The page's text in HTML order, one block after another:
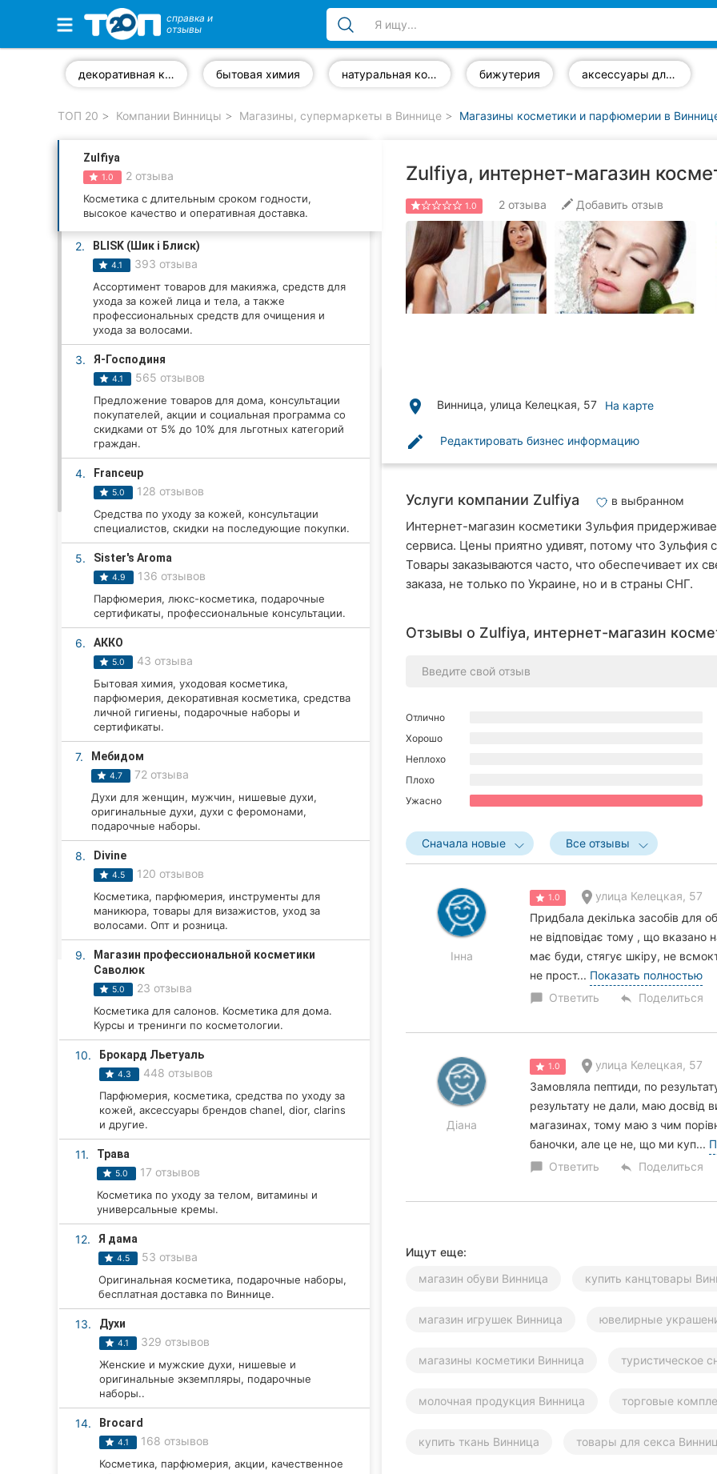
Избранные компании
Стоматологии
Ветеринарные клиники
Частные клиники
Автошколы
Все рубрики
Все города:
Житомир
Тернополь
Хмельницкий
Кропивницкий
Запорожье
Кривой Рог
Полтава
Черновцы
Ивано-Франковск
Карпаты
справка и
отзывы
декоративная косметика бытовая химия натуральная косметика бижутерия аксессуары для волос
ТОП 20 Компании Винницы Магазины, супермаркеты в Виннице Магазины косметики и парфюмерии в
Zulfiya
1.0 2 отзыва
Косметика с длительным сроком годности,
высокое качество и оперативная доставка.
2. BLISK (Шик і Блиск)
4.1 393 отзыва
Ассортимент товаров для макияжа, средств для
ухода за кожей лица и тела, а также
профессиональных средств для очищения и
ухода за волосами.
3. Я-Господиня
4.1 565 отзывов
Предложение товаров для дома, консультации
покупателей, акции и социальная программа со
скидками от 5% до 10% для льготных категорий
граждан.
4. Franceup
5.0 128 отзывов
Средства по уходу за кожей, консультации
специалистов, скидки на последующие покупки.
5. Sister's Aroma
4.9 136 отзывов
Парфюмерия, люкс-косметика, подарочные
сертификаты, профессиональные консультации.
6. АККО
5.0 43 отзыва
Бытовая химия, уходовая косметика,
парфюмерия, декоративная косметика, средства
личной гигиены, подарочные наборы и
сертификаты.
7. Мебидом
4.7 72 отзыва
Духи для женщин, мужчин, нишевые духи,
оригинальные духи, духи с феромонами,
подарочные наборы.
8. Divine
4.5 120 отзывов
Косметика, парфюмерия, инструменты для
маникюра, товары для визажистов, уход за
волосами. Опт и розница.
9.
Магазин профессиональной косметики
Саволюк
5.0 23 отзыва
Косметика для салонов. Косметика для дома.
Курсы и тренинги по косметологии.
10. Брокард Льетуаль
4.3 448 отзывов
Парфюмерия, косметика, средства по уходу за
кожей, аксессуары брендов chanel, dior, clarins
и другие.
11. Трава
5.0 17 отзывов
Косметика по уходу за телом, витамины и
универсальные кремы.
12. Я дама
4.5 53 отзыва
Оригинальная косметика, подарочные наборы,
бесплатная доставка по Виннице.
13. Духи
4.1 329 отзывов
Женские и мужские духи, нишевые и
оригинальные экземпляры, подарочные
наборы..
14. Brocard
4.1 168 отзывов
Косметика, парфюмерия, акции, качественное
Zulfiya, интернет-магазин
1.0 2 отзыва Добавить отзыв
place Винница, улица Келецкая, 57 На карте
edit Редактировать бизнес информацию
Услуги компании Zulfiya в выбранном
Интернет-магазин косметики Зульфия
сервиса. Цены приятно удивят, потому что
Товары заказываются часто, что обеспечивает их
заказа, не только по Украине, но и в страны СНГ.
Отзывы о Zulfiya, интернет-магазин
Отлично
Хорошо
Неплохо
Плохо
Ужасно
Сначала новые Все отзывы
Інна
1.0 улица Келецкая, 57
Придбала декілька засобів для
не відповідає тому , що вказано
має буди, стягує шкіру, не
не прост... Показать полностью
chat_bubble Ответить reply Поделиться
Діана
1.0 улица Келецкая, 57
Замовляла пептиди, по
результату не дали, маю досвід
магазинах, тому маю з чим
баночки, але це не, що ми куп...
chat_bubble Ответить reply Поделиться
Ищут еще:
магазин обуви Винница
купить канцтовары
магазин игрушек Винница ювелирные
магазины косметики Винница туристическое
молочная продукция Винница торговые
купить ткань Винница товары для секса